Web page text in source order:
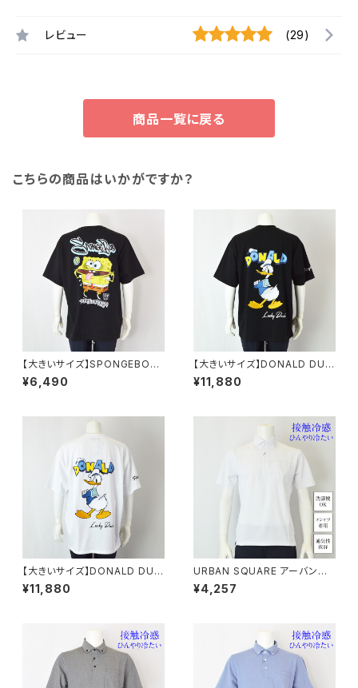
レビュー (29)
商品一覧に戻る
こちらの商品はいかがですか？
【大きいサイズ】SPONGEBOB
天竺プリント半袖Tシャツ｜メン
ズ 1278-6505 ブラック
¥6,490
【大きいサイズ】DONALD DUC
K半袖Tシャツ｜メンズ 1278-6
545 ブラック
¥11,880
【大きいサイズ】DONALD DUC
K半袖Tシャツ｜メンズ 1278-6
545 ホワイト
¥11,880
URBAN SQUARE アーバンス
クエア｜接触冷感 鹿の子ボタン
ダウンポロシャツ｜洗濯機OK
¥4,257